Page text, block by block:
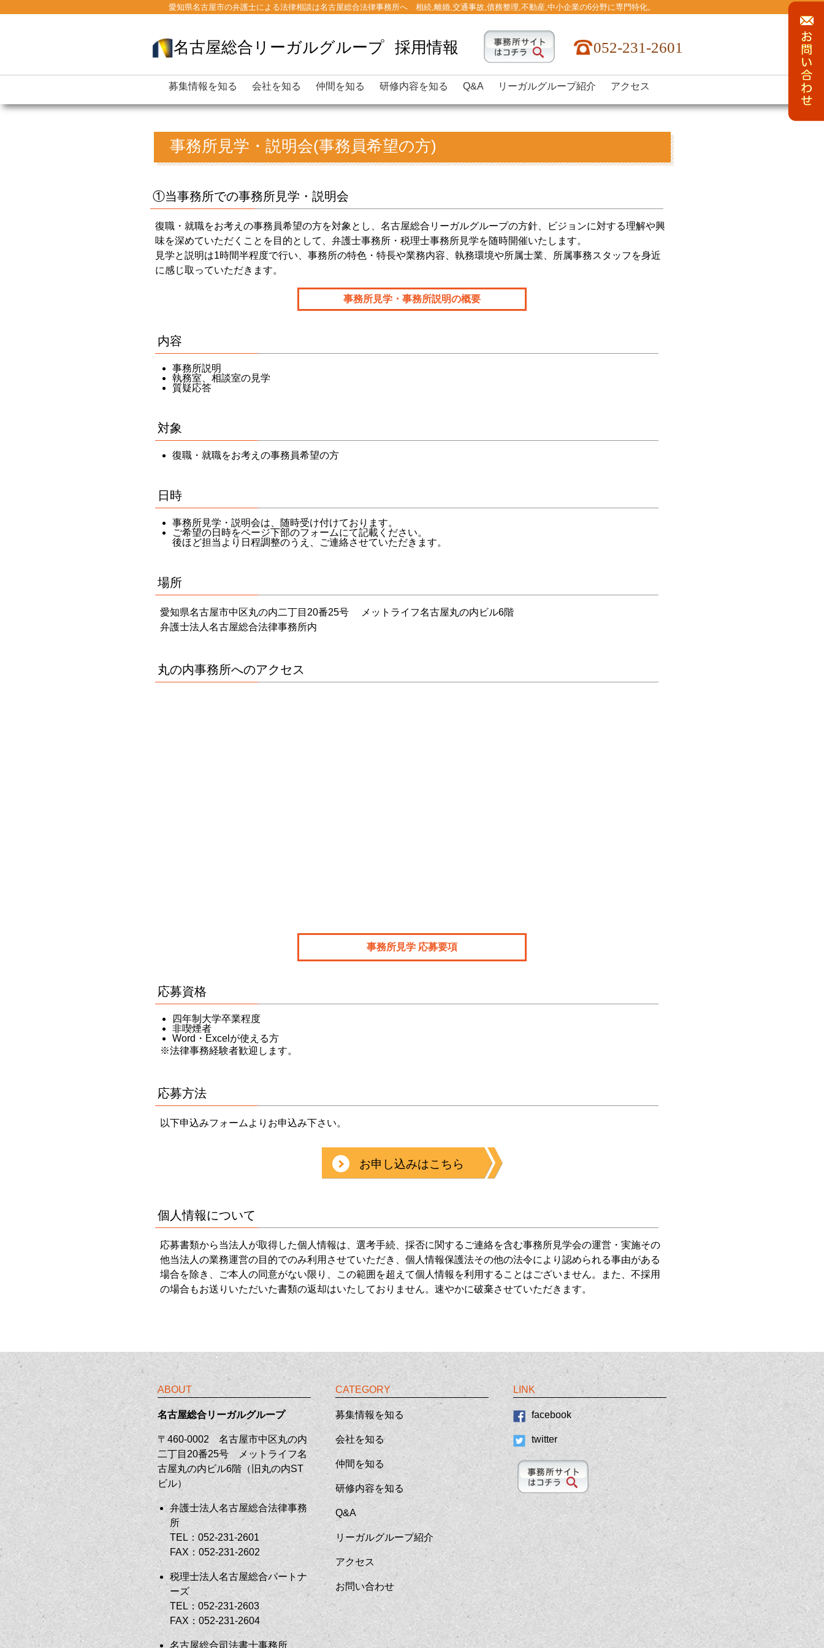
愛知県名古屋市の弁護士による法律相談は名古屋総合法律事務所へ 相続,離婚,交通事故,債務整理,不動産,中小企業の6分野に専門特化。
名古屋総合リーガルグループ 採用情報 052-231-2601
募集情報を知る 会社を知る 仲間を知る 研修内容を知る Q&A リーガルグループ紹介 アクセス
事務所見学・説明会(事務員希望の方)
①当事務所での事務所見学・説明会
復職・就職をお考えの事務員希望の方を対象とし、名古屋総合リーガルグループの方針、ビジョンに対する理解や興
味を深めていただくことを目的として、弁護士事務所・税理士事務所見学を随時開催いたします。
見学と説明は1時間半程度で行い、事務所の特色・特長や業務内容、執務環境や所属士業、所属事務スタッフを身近
に感じ取っていただきます。
事務所見学・事務所説明の概要
内容
事務所説明
執務室、相談室の見学
質疑応答
対象
復職・就職をお考えの事務員希望の方
日時
事務所見学・説明会は、随時受け付けております。
ご希望の日時をページ下部のフォームにて記載ください。
後ほど担当より日程調整のうえ、ご連絡させていただきます。
場所
愛知県名古屋市中区丸の内二丁目20番25号 メットライフ名古屋丸の内ビル6階
弁護士法人名古屋総合法律事務所内
丸の内事務所へのアクセス
事務所見学 応募要項
応募資格
四年制大学卒業程度
非喫煙者
Word・Excelが使える方
※法律事務経験者歓迎します。
応募方法
以下申込みフォームよりお申込み下さい。
お申し込みはこちら
個人情報について
応募書類から当法人が取得した個人情報は、選考手続、採否に関するご連絡を含む事務所見学会の運営・実施その
他当法人の業務運営の目的でのみ利用させていただき、個人情報保護法その他の法令により認められる事由がある
場合を除き、ご本人の同意がない限り、この範囲を超えて個人情報を利用することはございません。また、不採用
の場合もお送りいただいた書類の返却はいたしておりません。速やかに破棄させていただきます。
ABOUT
名古屋総合リーガルグループ
〒460-0002 名古屋市中区丸の内
二丁目20番25号 メットライフ名
古屋丸の内ビル6階（旧丸の内ST
ビル）
弁護士法人名古屋総合法律事務
所
TEL：052-231-2601
FAX：052-231-2602
税理士法人名古屋総合パートナ
ーズ
TEL：052-231-2603
FAX：052-231-2604
名古屋総合司法書士事務所
CATEGORY
募集情報を知る
会社を知る
仲間を知る
研修内容を知る
Q&A
リーガルグループ紹介
アクセス
お問い合わせ
LINK
facebook
twitter